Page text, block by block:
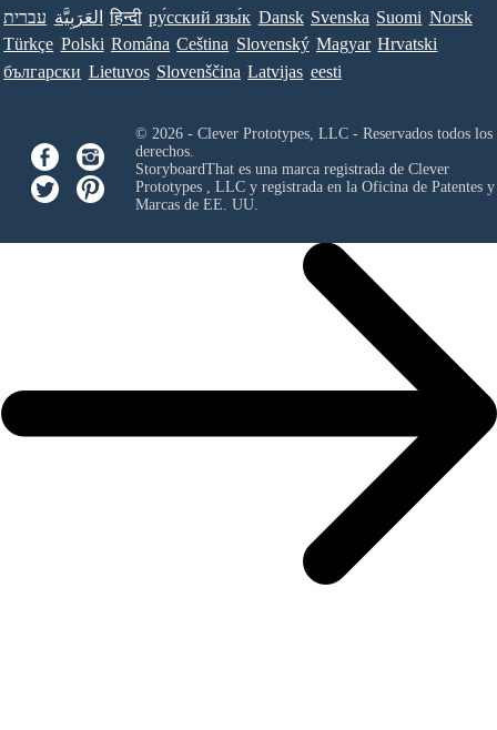
עברית العَرَبِيَّة हिन्दी ру́сский язы́к Dansk Svenska Suomi Norsk
Türkçe Polski Româna Ceština Slovenský Magyar Hrvatski
български Lietuvos Slovenščina Latvijas eesti
© 2026 - Clever Prototypes, LLC - Reservados todos los
derechos.
StoryboardThat es una marca registrada de Clever
Prototypes , LLCy registrada en la Oficina de Patentes y
Marcas de EE. UU.